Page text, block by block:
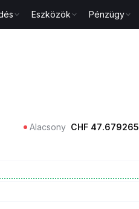
Eszközök Pénzügy
Alacsony CHF 47.679265